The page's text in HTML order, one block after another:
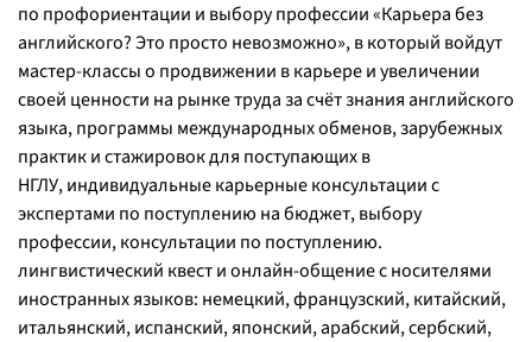
по профориентации и выбору профессии «Карьера без
английского? Это просто невозможно», в который войдут
мастер-классы о продвижении в карьере и увеличении
своей ценности на рынке труда за счёт знания английского
языка, программы международных обменов, зарубежных
практик и стажировок для поступающих в
НГЛУ, индивидуальные карьерные консультации с
экспертами по поступлению на бюджет, выбору
профессии, консультации по поступлению.
лингвистический квест и онлайн-общение с носителями
иностранных языков: немецкий, французский, китайский,
итальянский, испанский, японский, арабский, сербский,